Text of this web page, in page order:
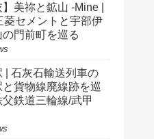
】美祢と鉱山 -Mine |
菱セメントと宇部伊
門前町を巡る
| 石灰石輸送列車の
と貨物線廃線跡を巡
父鉄道三輪線/武甲